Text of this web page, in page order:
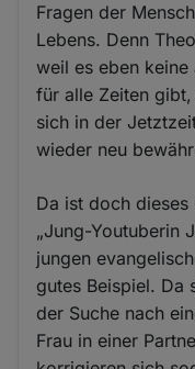
Fragen der
Lebens. Denn
weil es eben
für alle Zeiten
sich in der
wieder neu
Da ist doch
„Jung-Youtuberin
jungen
gutes Beispiel. Da
der Suche nach
Frau in einer